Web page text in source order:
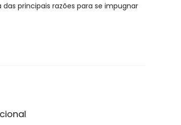
principais razões para se impugnar